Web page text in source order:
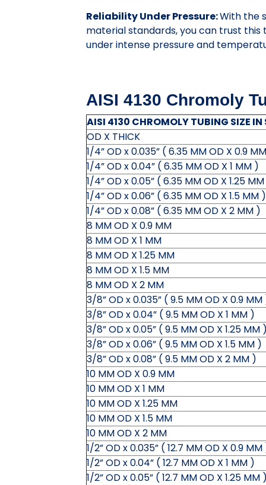
Reliability Under Pressure:With the
material standards, you can trust
under intense pressure and
AISI 4130 Chromoly
AISI 4130 CHROMOLY TUBING SIZE IN
OD X THICK
1/4” OD x 0.035” ( 6.35 MM OD X 0.9
1/4” OD x 0.04” ( 6.35 MM OD X 1 MM )
1/4” OD x 0.05” ( 6.35 MM OD X 1.25
1/4” OD x 0.06” ( 6.35 MM OD X 1.5 MM )
1/4” OD x 0.08” ( 6.35 MM OD X 2 MM )
8 MM OD X 0.9 MM
8 MM OD X 1 MM
8 MM OD X 1.25 MM
8 MM OD X 1.5 MM
8 MM OD X 2 MM
3/8” OD x 0.035” ( 9.5 MM OD X 0.9 MM
3/8” OD x 0.04” ( 9.5 MM OD X 1 MM )
3/8” OD x 0.05” ( 9.5 MM OD X 1.25 MM
3/8” OD x 0.06” ( 9.5 MM OD X 1.5 MM )
3/8” OD x 0.08” ( 9.5 MM OD X 2 MM )
10 MM OD X 0.9 MM
10 MM OD X 1 MM
10 MM OD X 1.25 MM
10 MM OD X 1.5 MM
10 MM OD X 2 MM
1/2” OD x 0.035” ( 12.7 MM OD X 0.9
1/2” OD x 0.04” ( 12.7 MM OD X 1 MM )
1/2” OD x 0.05” ( 12.7 MM OD X 1.25 MM